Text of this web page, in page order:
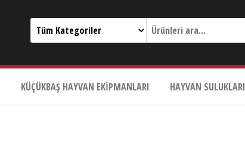
KÜÇÜKBAŞ HAYVAN EKIPMANLARI HAYVAN SULUKLARI